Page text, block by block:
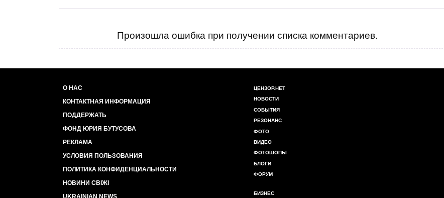
Произошла ошибка при получении списка комментариев.
О НАС
КОНТАКТНАЯ ИНФОРМАЦИЯ
ПОДДЕРЖАТЬ
ФОНД ЮРИЯ БУТУСОВА
РЕКЛАМА
УСЛОВИЯ ПОЛЬЗОВАНИЯ
ПОЛИТИКА КОНФИДЕНЦИАЛЬНОСТИ
НОВИНИ СВІЖІ
UKRAINIAN NEWS
ЦЕНЗОР.НЕТ
НОВОСТИ
СОБЫТИЯ
РЕЗОНАНС
ФОТО
ВИДЕО
ФОТОШОПЫ
БЛОГИ
ФОРУМ
БИЗНЕС